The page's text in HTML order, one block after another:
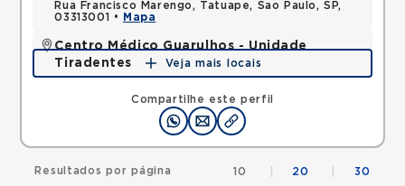
Compartilhe este perfil
Rua Francisco Marengo, Tatuape, Sao Paulo, SP,
03313001 •
Mapa
Centro Médico Guarulhos - Unidade
Tiradentes
Avenida Tiradentes, Jardim Guarulhos, Guarulhos,
SP, 07090000 •
Mapa
Veja mais locais
Resultados por página 10 20 30